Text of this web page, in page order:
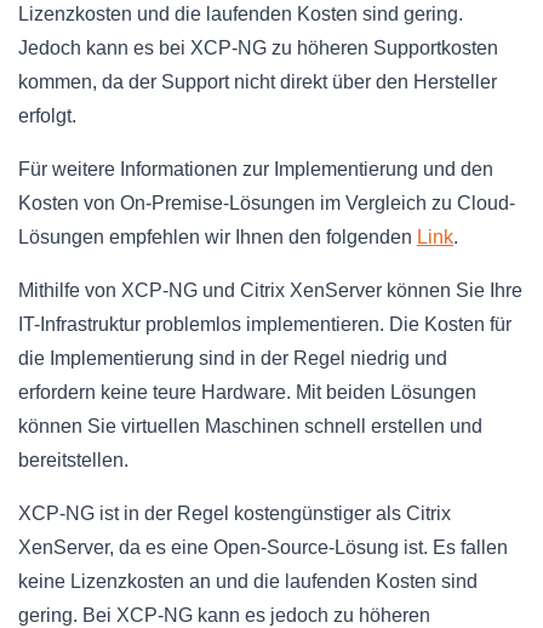
Lizenzkosten und die laufenden Kosten sind gering.
Jedoch kann es bei XCP-NG zu höheren Supportkosten
kommen, da der Support nicht direkt über den Hersteller
erfolgt.
Für weitere Informationen zur Implementierung und den
Kosten von On-Premise-Lösungen im Vergleich zu Cloud-
Lösungen empfehlen wir Ihnen den folgenden Link.
Mithilfe von XCP-NG und Citrix XenServer können Sie Ihre
IT-Infrastruktur problemlos implementieren. Die Kosten für
die Implementierung sind in der Regel niedrig und
erfordern keine teure Hardware. Mit beiden Lösungen
können Sie virtuellen Maschinen schnell erstellen und
bereitstellen.
XCP-NG ist in der Regel kostengünstiger als Citrix
XenServer, da es eine Open-Source-Lösung ist. Es fallen
keine Lizenzkosten an und die laufenden Kosten sind
gering. Bei XCP-NG kann es jedoch zu höheren